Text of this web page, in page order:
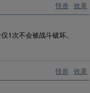
怪兽 效果
1次不会被战斗破坏。
怪兽 效果